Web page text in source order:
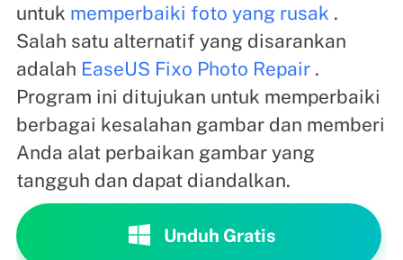
untuk memperbaiki foto yang rusak .
Salah satu alternatif yang disarankan
adalah EaseUS Fixo Photo Repair.
Program ini ditujukan untuk memperbaiki
berbagai kesalahan gambar dan memberi
Anda alat perbaikan gambar yang
tangguh dan dapat diandalkan.
Unduh Gratis